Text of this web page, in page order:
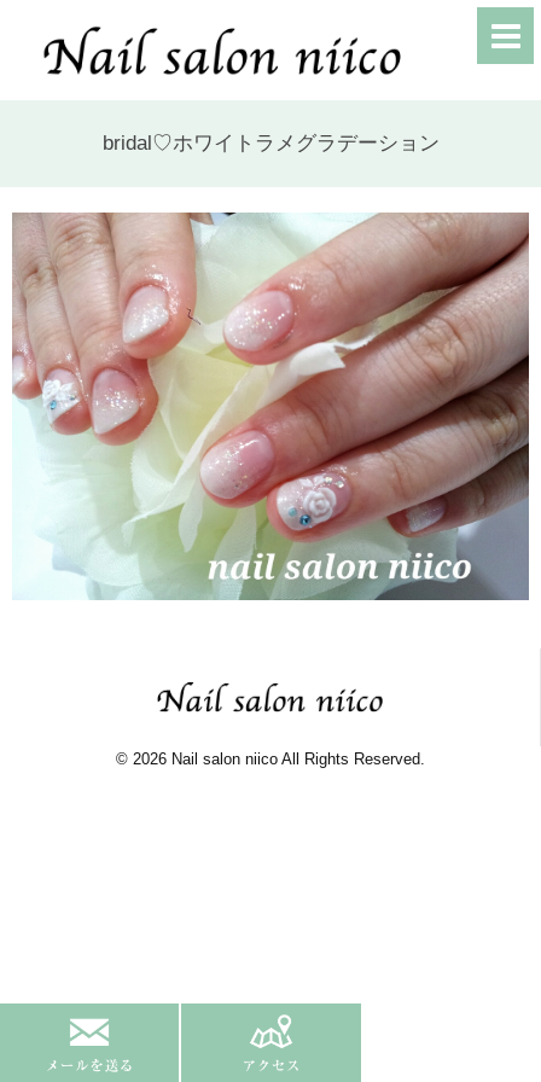
bridal♡ホワイトラメグラデーション
© 2026 Nail salon niico All Rights Reserved.